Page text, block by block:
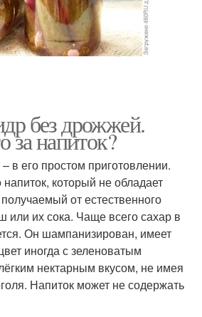
без дрожжей.
за напиток?
в его простом приготовлении.
который не обладает
от естественного
или их сока. Чаще всего сахар в
Он шампанизирован, имеет
иногда с зеленоватым
нектарным вкусом, не имея
Напиток может не содержать